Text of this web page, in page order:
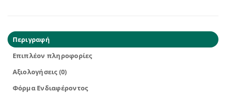
Περιγραφή
Επιπλέον πληροφορίες
Αξιολογήσεις (0)
Φόρμα Ενδιαφέροντος